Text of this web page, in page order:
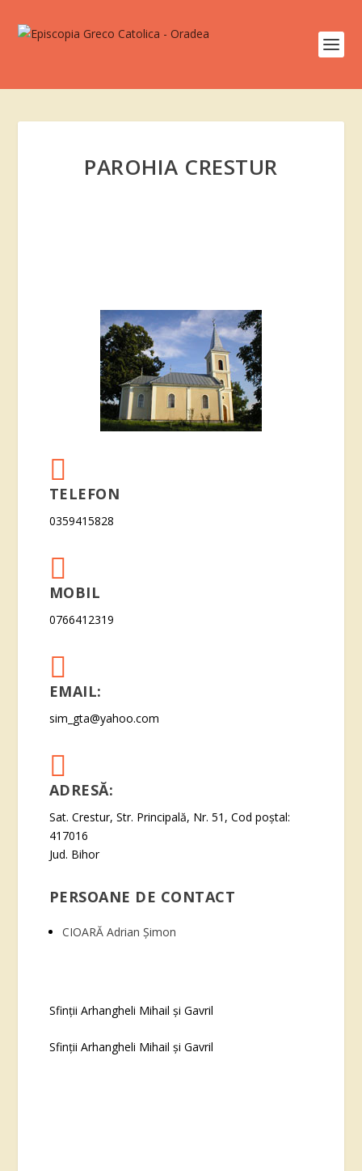
PAROHIA CRESTUR

TELEFON
0359415828

MOBIL
0766412319

EMAIL:
sim_gta@yahoo.com

ADRESĂ:
Sat. Crestur, Str. Principală, Nr. 51, Cod poștal:
417016
Jud. Bihor
PERSOANE DE CONTACT
CIOARĂ Adrian Șimon
Sfinţii Arhangheli Mihail şi Gavril
Sfinţii Arhangheli Mihail şi Gavril